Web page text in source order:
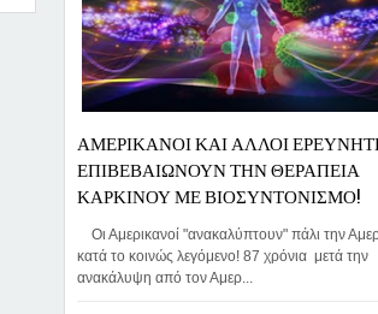
ΑΜΕΡΙΚΑΝΟΙ ΚΑΙ ΑΛΛΟΙ
ΕΠΙΒΕΒΑΙΩΝΟΥΝ ΤΗΝ ΘΕΡΑΠΕΙΑ
ΚΑΡΚΙΝΟΥ ΜΕ ΒΙΟΣΥΝΤΟΝΙΣΜΟ!
Οι Αμερικανοί "ανακαλύπτουν" πάλι την
κατά το κοινώς λεγόμενο! 87 χρόνια μετά την
ανακάλυψη από τον Αμερ...